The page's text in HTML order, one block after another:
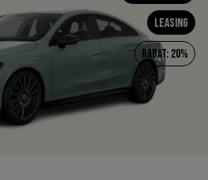
Leasing
Rabat: 20%